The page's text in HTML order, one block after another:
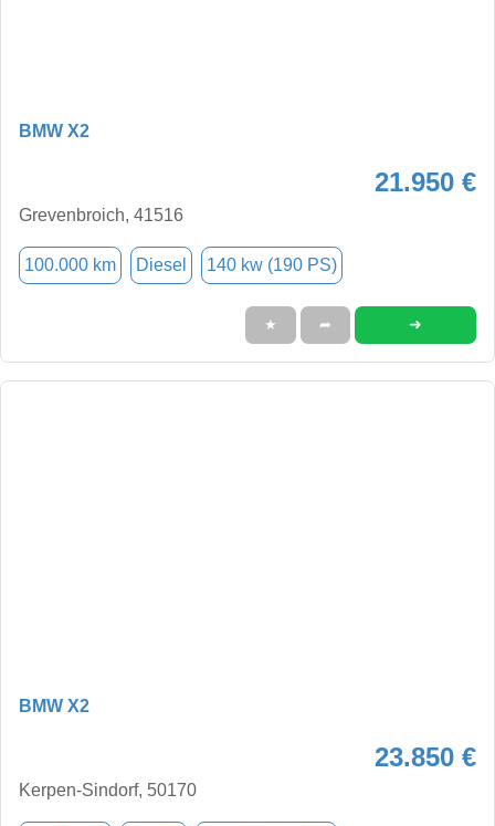
BMW X2
21.950 €
Grevenbroich, 41516
100.000 km Diesel 140 kw (190 PS)
★ ➦ ➜
BMW X2
23.850 €
Kerpen-Sindorf, 50170